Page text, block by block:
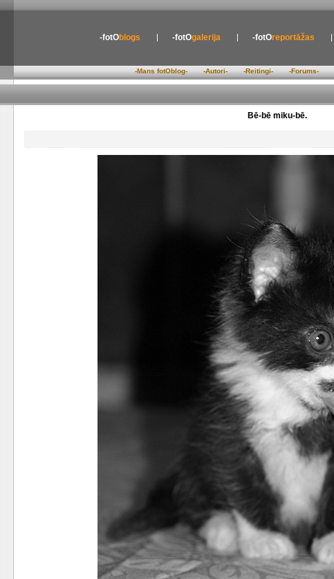
-fotOblogs -fotOgalerija -fotOreportāžas
-Mans fotOblog- -Autori- -Reitingi- -Forums-
Bē-bē miku-bē.